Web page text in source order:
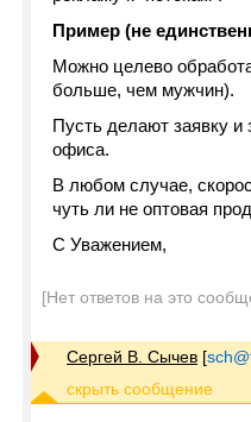
Пример (не
Можно целево
больше, чем мужчин).
Пусть делают заявку
офиса.
В любом случае,
чуть ли не оптовая
С Уважением,
[Нет ответов на это
Сергей В. Сычев [